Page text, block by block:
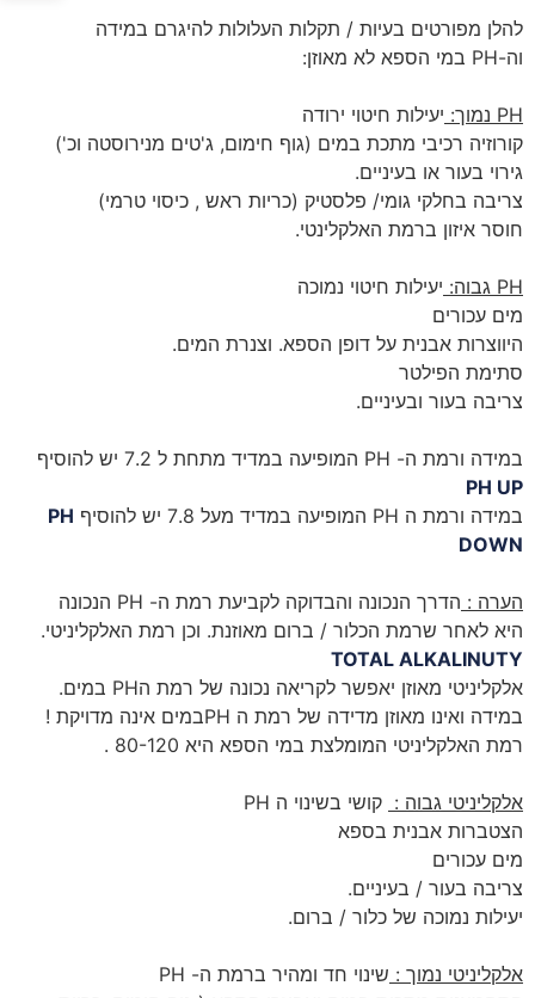
להלן מפורטים בעיות / תקלות העלולות להיגרם במידה
וה-PH במי הספא לא מאוזן:
PH נמוך: יעילות חיטוי ירודה
קורוזיה רכיבי מתכת במים (גוף חימום, ג'טים מנירוסטה וכ')
גירוי בעור או בעיניים.
צריבה בחלקי גומי/ פלסטיק (כריות ראש , כיסוי טרמי)
חוסר איזון ברמת האלקלינטי.
PH גבוה: יעילות חיטוי נמוכה
מים עכורים
היווצרות אבנית על דופן הספא. וצנרת המים.
סתימת הפילטר
צריבה בעור ובעיניים.
במידה ורמת ה- PH המופיעה במדיד מתחת ל 7.2 יש להוסיף
PH UP
במידה ורמת ה PH המופיעה במדיד מעל 7.8 יש להוסיף
PH
DOWN
הערה : הדרך הנכונה והבדוקה לקביעת רמת ה- PH הנכונה
היא לאחר שרמת הכלור / ברום מאוזנת. וכן רמת האלקליניטי.
TOTAL ALKALINUTY
אלקליניטי מאוזן יאפשר לקריאה נכונה של רמת הPH במים.
במידה ואינו מאוזן מדידה של רמת ה PHבמים אינה מדויקת !
רמת האלקליניטי המומלצת במי הספא היא 80-120 .
אלקליניטי גבוה : קושי בשינוי ה PH
הצטברות אבנית בספא
מים עכורים
צריבה בעור / בעיניים.
יעילות נמוכה של כלור / ברום.
אלקליניטי נמוך : שינוי חד ומהיר ברמת ה- PH